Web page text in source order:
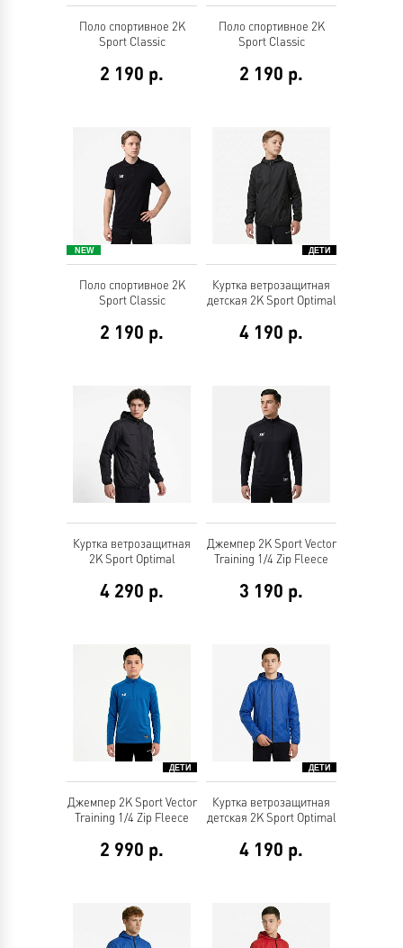
Поло спортивное 2K
Sport Classic
2 190 р.
Поло спортивное 2K
Sport Classic
2 190 р.
Поло спортивное 2K
Sport Classic
2 190 р.
Куртка ветрозащитная
детская 2K Sport Optimal
4 190 р.
Куртка ветрозащитная
2K Sport Optimal
4 290 р.
Джемпер 2K Sport Vector
Training 1/4 Zip Fleece
3 190 р.
Джемпер 2K Sport Vector
Training 1/4 Zip Fleece
2 990 р.
Куртка ветрозащитная
детская 2K Sport Optimal
4 190 р.